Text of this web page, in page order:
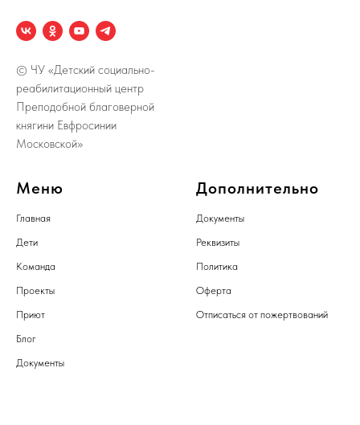
© ЧУ «Детский социально-
реабилитационный центр
Преподобной благоверной
княгини Евфросинии
Московской»
Меню
Главная
Дети
Команда
Проекты
Приют
Блог
Документы
Дополнительно
Документы
Реквизиты
Политика
Оферта
Отписаться от пожертвований